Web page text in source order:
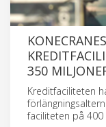
350
Kreditfaciliteten
faciliteten på